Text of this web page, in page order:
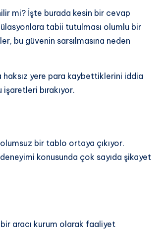
mi? İşte burada kesin bir cevap
tabii tutulması olumlu bir
bu güvenin sarsılmasına neden
haksız yere para kaybettiklerini iddia
bırakıyor.
bir tablo ortaya çıkıyor.
konusunda çok sayıda şikayet
aracı kurum olarak faaliyet